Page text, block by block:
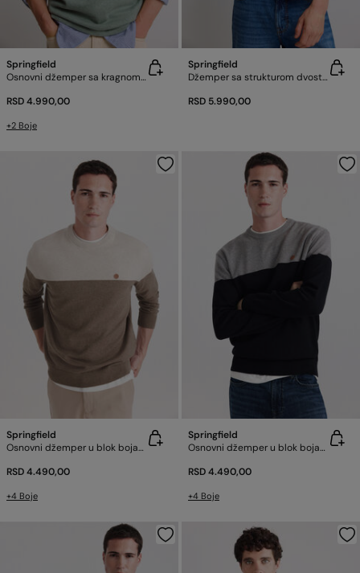
Springfield
Osnovni džemper sa kragnom na rajsferšlus
RSD 4.990,00
+2 Boje
Springfield
Džemper sa strukturom dvostrukog efekta
RSD 5.990,00
Springfield
Osnovni džemper u blok bojama
RSD 4.490,00
+4 Boje
Springfield
Osnovni džemper u blok bojama
RSD 4.490,00
+4 Boje